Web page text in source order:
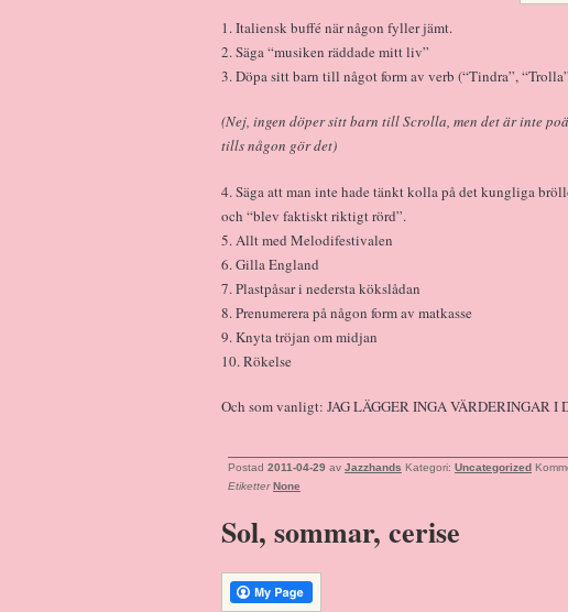
1. Italiensk buffé när någon fyller jämt.
2. Säga “musiken räddade mitt liv”
3. Döpa sitt barn till något form av verb (“Tindra”,
(Nej, ingen döper sitt barn till Scrolla, men det är inte
tills någon gör det)
4. Säga att man inte hade tänkt kolla på det kungliga
och “blev faktiskt riktigt rörd”.
5. Allt med Melodifestivalen
6. Gilla England
7. Plastpåsar i nedersta kökslådan
8. Prenumerera på någon form av matkasse
9. Knyta tröjan om midjan
10. Rökelse
Och som vanligt: JAG LÄGGER INGA VÄRDERINGAR I
Postad 2011-04-29 av Jazzhands Kategori: Uncategorized
Etiketter None
Sol, sommar, cerise